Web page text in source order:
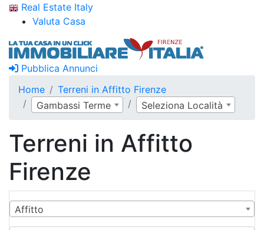
Real Estate Italy
Valuta Casa
Pubblica Annunci
Home
Terreni in Affitto Firenze
Gambassi Terme
Seleziona Località
Terreni in Affitto
Firenze
Affitto